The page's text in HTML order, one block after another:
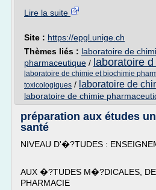
Lire la suite
Site : https://epgl.unige.ch
Thèmes liés : laboratoire de
pharmaceutique / laboratoire
laboratoire de chimie et biochimie
toxicologiques / laboratoire de
laboratoire de chimie
préparation aux études
santé
NIVEAU D'�?TUDES :
AUX �?TUDES M�?DICALES,
PHARMACIE